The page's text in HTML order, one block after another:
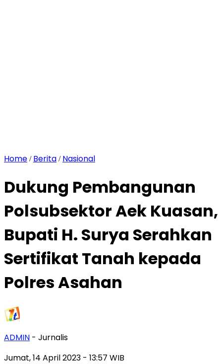
Home / Berita / Nasional
Dukung Pembangunan
Polsubsektor Aek Kuasan,
Bupati H. Surya Serahkan
Sertifikat Tanah kepada
Polres Asahan
ADMIN - Jurnalis
Jumat, 14 April 2023 - 13:57 WIB